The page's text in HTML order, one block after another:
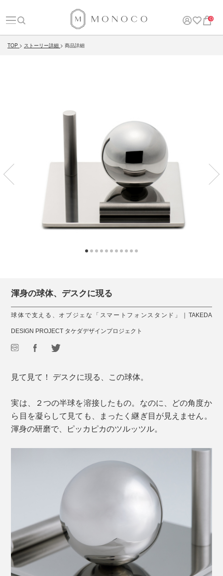
0
TOP ストーリー詳細 商品詳細
渾身の球体、デスクに現る
球体で支える、オブジェな「スマートフォンスタンド」｜TAKEDA
DESIGN PROJECT タケダデザインプロジェクト
見て見て！ デスクに現る、この球体。
実は、２つの半球を溶接したもの。なのに、どの角度か
ら目を凝らして見ても、まったく継ぎ目が見えません。
渾身の研磨で、ピッカピカのツルッツル。